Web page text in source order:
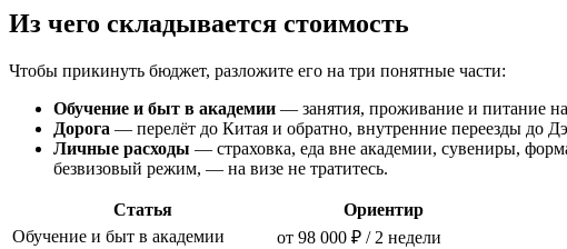
Из чего складывается стоимость
Чтобы прикинуть бюджет, разложите его на три понятные части:
Обучение и быт в академии — занятия, проживание и питание на
Дорога — перелёт до Китая и обратно, внутренние переезды до
Личные расходы — страховка, еда вне академии, сувениры,
безвизовый режим, — на визе не тратитесь.
Статья
Ориентир
Обучение и быт в академии
от 98 000 ₽ / 2 недели